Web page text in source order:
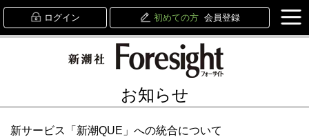
ログイン 初めての方 会員登録
お知らせ
新サービス「新潮QUE」への統合について